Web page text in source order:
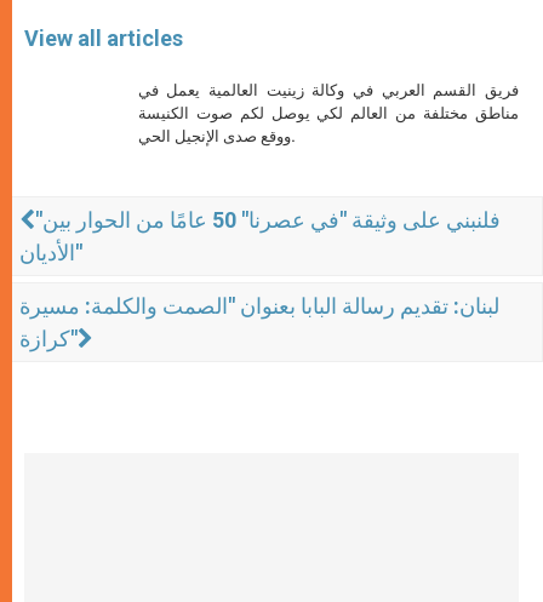
View all articles
فريق القسم العربي في وكالة زينيت العالمية يعمل في
مناطق مختلفة من العالم لكي يوصل لكم صوت الكنيسة
ووقع صدى الإنجيل الحي.
"فلنبني على وثيقة "في عصرنا" 50 عامًا من الحوار بين
الأديان"
لبنان: تقديم رسالة البابا بعنوان "الصمت والكلمة: مسيرة
كرازة"